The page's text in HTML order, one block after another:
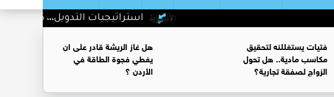
استراتيجيات التدويل،،، كيف تتحول
فتيات يستغللنه لتحقيق
مكاسب مادية.. هل تحول
الزواج لصفقة تجارية؟
هل غاز الريشة قادر على ان
يغطي فجوة الطاقة في
الأردن ؟